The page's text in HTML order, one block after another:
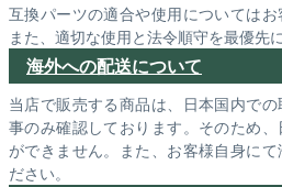
互換パーツの適合や使用についてはお
また、適切な使用と法令順守を最優先
海外への配送について
当店で販売する商品は、日本国内で
事のみ確認しております。そのため
ができません。また、お客様自身に
ださい。